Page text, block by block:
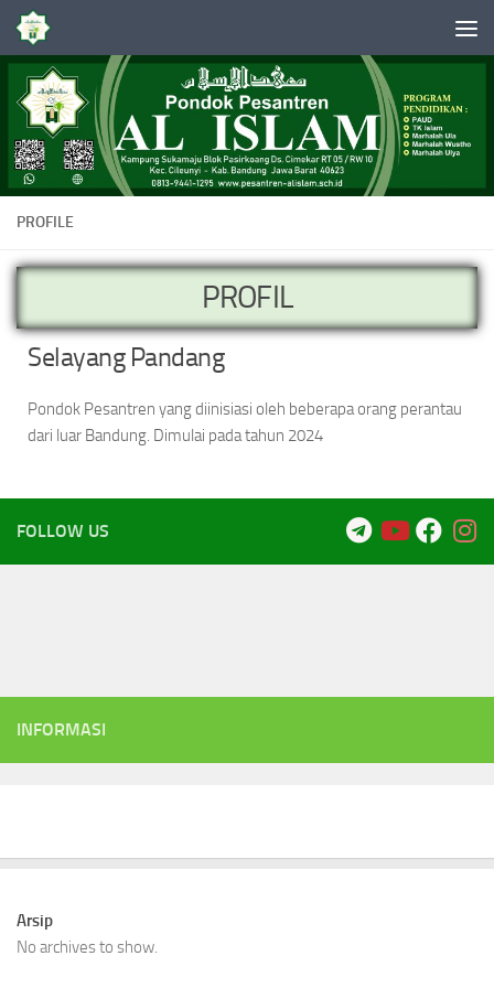
Skip to content
PROFILE
PROFIL
Selayang Pandang
Pondok Pesantren yang diinisiasi oleh beberapa orang perantau
dari luar Bandung. Dimulai pada tahun 2024
FOLLOW US
INFORMASI
Arsip
No archives to show.